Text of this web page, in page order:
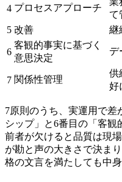
4 プロセスアプローチ
て
5 改善 継
6
客観的事実に基づく
意思決定
デ
7 関係性管理
供
好
7原則のうち、実運用で差
シップ」と6番目の「客観
前者が欠けると品質は現
が勘と声の大きさで決ま
格の文言を満たしても中